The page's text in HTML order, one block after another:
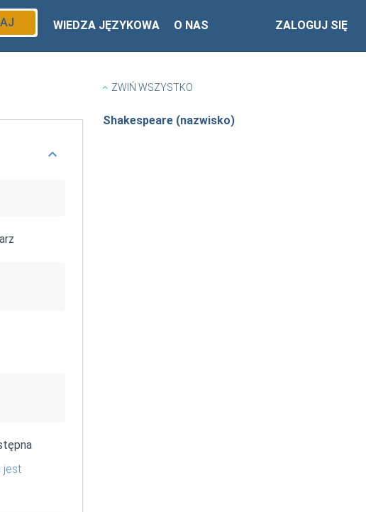
WIEDZA JĘZYKOWA O NAS ZALOGUJ SIĘ
jest
ZWIŃ WSZYSTKO
Shakespeare (nazwisko)